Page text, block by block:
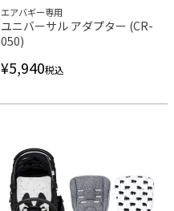
エアバギー専用
ユニバーサル アダプター (CR-
050)
¥5,940税込